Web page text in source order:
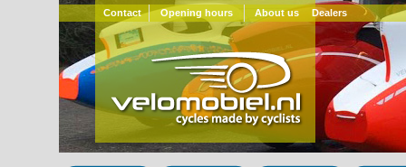
Contact Opening hours About us Dealers